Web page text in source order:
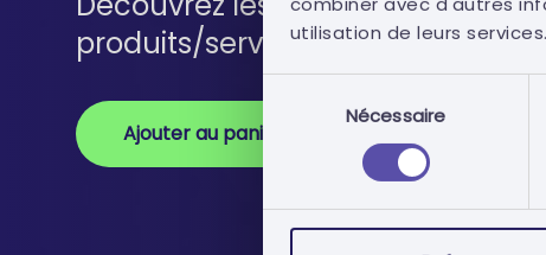
utilisation de leurs services.
consentement
Nécessaire
produits/services.
Ajouter au panier